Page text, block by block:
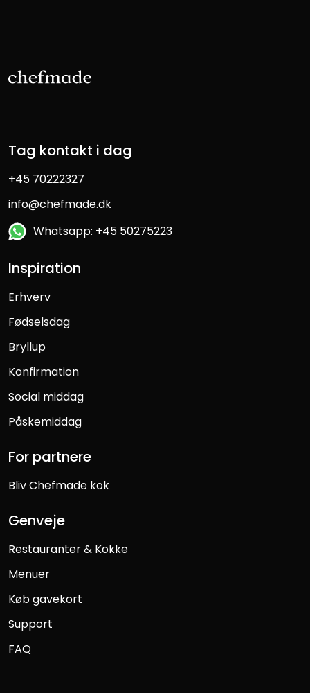
Tag kontakt i dag
+45 70222327
info@chefmade.dk
Whatsapp: +45 50275223
Inspiration
Erhverv
Fødselsdag
Bryllup
Konfirmation
Social middag
Påskemiddag
For partnere
Bliv Chefmade kok
Genveje
Restauranter & Kokke
Menuer
Køb gavekort
Support
FAQ